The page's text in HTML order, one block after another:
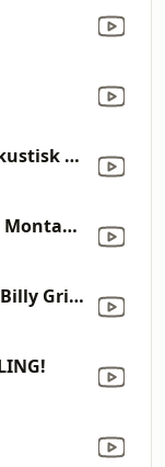
Før du banker på (Akustisk bonus-track)
Tip Toe (feat. French Montana)
Love Machine (feat. Billy Griffin)